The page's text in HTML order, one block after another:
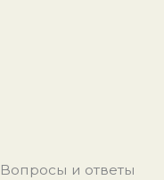
Вопросы и ответы